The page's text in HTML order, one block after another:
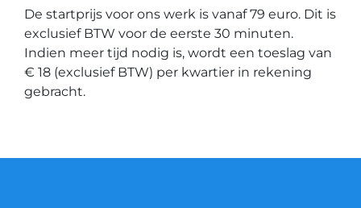
De startprijs voor ons werk is vanaf 79 euro. Dit is
exclusief BTW voor de eerste 30 minuten.
Indien meer tijd nodig is, wordt een toeslag van
€ 18 (exclusief BTW) per kwartier in rekening
gebracht.